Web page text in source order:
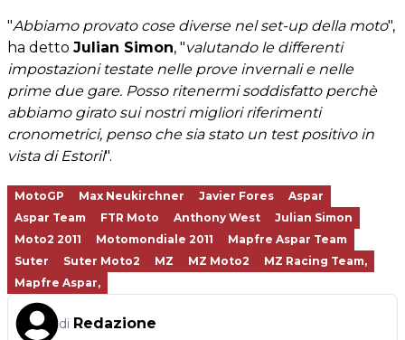
"Abbiamo provato cose diverse nel set-up della moto",
ha detto Julian Simon, "valutando le differenti
impostazioni testate nelle prove invernali e nelle
prime due gare. Posso ritenermi soddisfatto perchè
abbiamo girato sui nostri migliori riferimenti
cronometrici, penso che sia stato un test positivo in
vista di Estoril".
MotoGP Max Neukirchner Javier Fores
Aspar
Aspar Team
FTR Moto Anthony West
Julian Simon
Moto2 2011
Motomondiale 2011
Mapfre Aspar Team
Suter
Suter Moto2 MZ MZ Moto2
MZ Racing Team,
Mapfre Aspar,
di Redazione